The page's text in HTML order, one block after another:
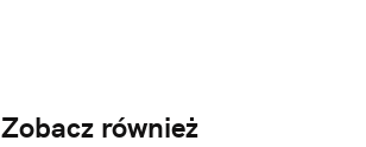
Zobacz również